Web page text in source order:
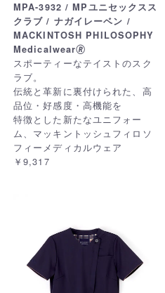
MPA-3932 / MPユニセックスス
クラブ / ナガイレーベン /
MACKINTOSH PHILOSOPHY
Medicalwear🄬
スポーティーなテイストのスク
ラブ。
伝統と革新に裏付けられた、高
品位・好感度・高機能を
特徴とした新たなユニフォー
ム、マッキントッシュフィロソ
フィーメディカルウェア
￥9,317